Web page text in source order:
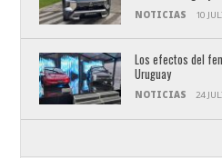
NOTICIAS 10
Los efectos del
Uruguay
NOTICIAS 24